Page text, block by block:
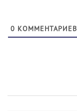
0 КОММЕНТАРИЕВ